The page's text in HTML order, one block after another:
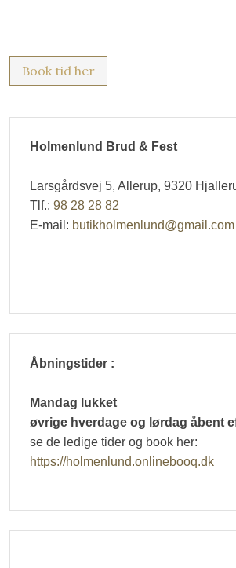
Book tid her​
Holmenlund Brud & Fest
Larsgårdsvej 5, Allerup, 9320
Tlf.: 98 28 28 82
E-mail: butikholmenlund@gmail.com
Åbningstider :
Mandag lukket
øvrige hverdage og lørdag åbent
se de ledige tider og book her:
https://holmenlund.onlinebooq.dk
Hej 👋
Start en ny samtale
Har du et spørgsmål? Start en ny